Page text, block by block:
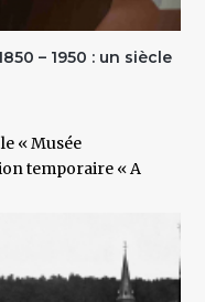
– 1950 : un siècle
« Musée
temporaire « A